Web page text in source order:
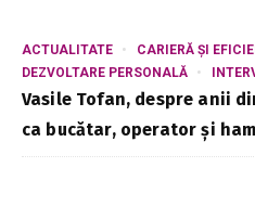
ACTUALITATE
CARIERĂ ȘI
DEZVOLTARE PERSONALĂ
Vasile Tofan, despre anii
ca bucătar, operator și